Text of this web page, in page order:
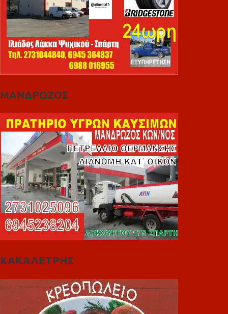
ΜΑΝΔΡΩΖΟΣ
ΚΑΚΑΛΕΤΡΗΣ